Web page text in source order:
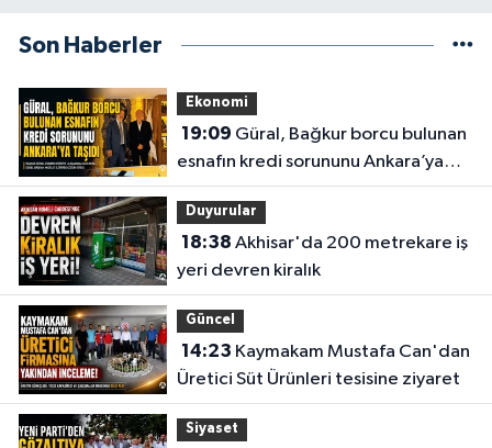
Son Haberler
Ekonomi
19:09
esnafın kredi sorununu Ankara’ya
taşıdı
Duyurular
18:38
yeri devren kiralık
Güncel
14:23
Üretici Süt Ürünleri tesisine ziyaret
Siyaset